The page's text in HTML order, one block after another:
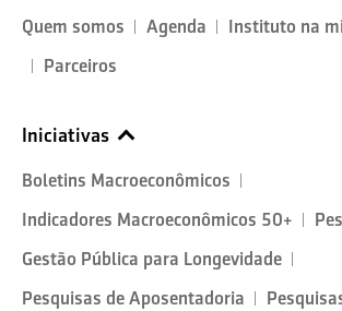
Quem somos Agenda Instituto na
Parceiros
Iniciativas
Boletins Macroeconômicos
Indicadores Macroeconômicos 50+
Gestão Pública para Longevidade
Pesquisas de Aposentadoria